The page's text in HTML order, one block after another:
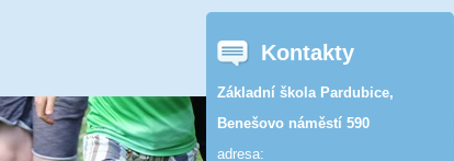
Kontakty
Základní škola Pardubice,
Benešovo náměstí 590
adresa: